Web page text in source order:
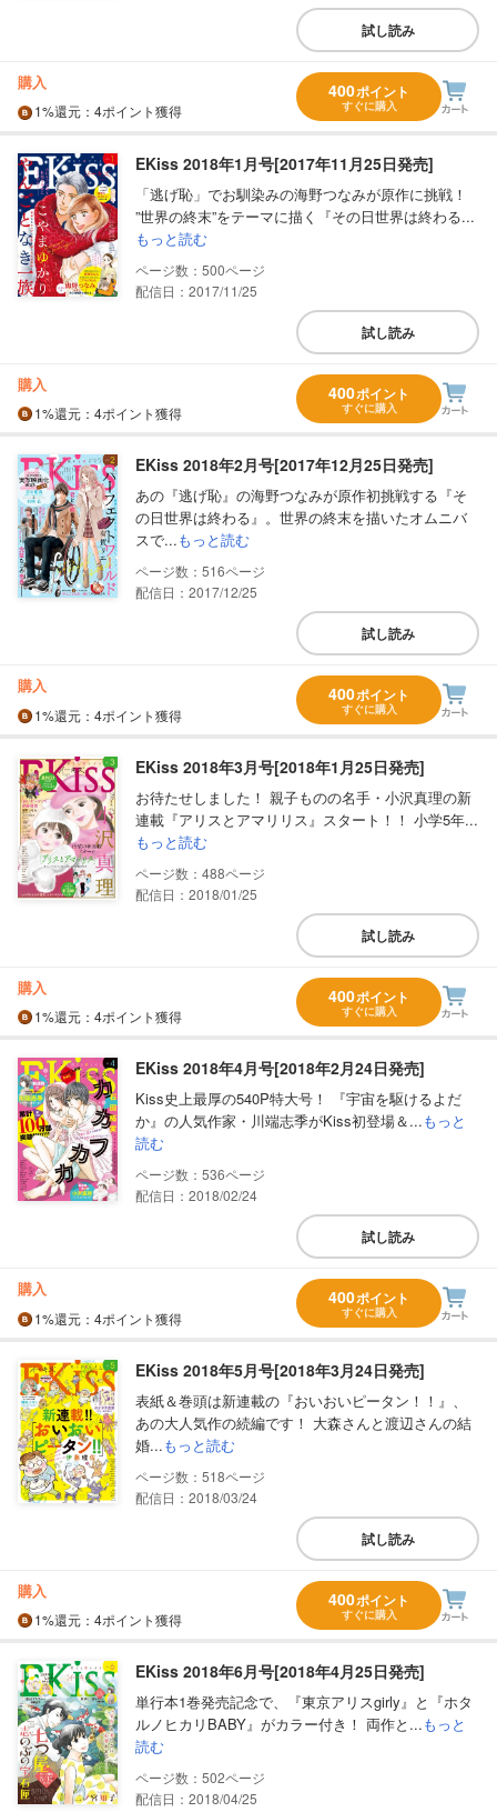
試し読み
購入
1%還元 ：4ポイント獲得
400ポイント
すぐに購入
EKiss 2018年1月号[2017年11月25日発売]
「逃げ恥」でお馴染みの海野つなみが原作に挑戦！
”世界の終末”をテーマに描く『その日世界は終わる...
もっと読む
500
配信日：2017/11/25
試し読み
購入
1%還元 ：4ポイント獲得
400ポイント
すぐに購入
EKiss 2018年2月号[2017年12月25日発売]
あの『逃げ恥』の海野つなみが原作初挑戦する『そ
の日世界は終わる』。世界の終末を描いたオムニバ
スで...もっと読む
516
配信日：2017/12/25
試し読み
購入
1%還元 ：4ポイント獲得
400ポイント
すぐに購入
EKiss 2018年3月号[2018年1月25日発売]
お待たせしました！ 親子ものの名手・小沢真理の新
連載『アリスとアマリリス』スタート！！ 小学5年...
もっと読む
488
配信日：2018/01/25
試し読み
購入
1%還元 ：4ポイント獲得
400ポイント
すぐに購入
EKiss 2018年4月号[2018年2月24日発売]
Kiss史上最厚の540P特大号！ 『宇宙を駆けるよだ
か』の人気作家・川端志季がKiss初登場＆...もっと
読む
536
配信日：2018/02/24
試し読み
購入
1%還元 ：4ポイント獲得
400ポイント
すぐに購入
EKiss 2018年5月号[2018年3月24日発売]
表紙＆巻頭は新連載の『おいおいピータン！！』、
あの大人気作の続編です！ 大森さんと渡辺さんの結
婚...もっと読む
518
配信日：2018/03/24
試し読み
購入
1%還元 ：4ポイント獲得
400ポイント
すぐに購入
EKiss 2018年6月号[2018年4月25日発売]
単行本1巻発売記念で、『東京アリスgirly』と『ホタ
ルノヒカリBABY』がカラー付き！ 両作と...もっと
読む
502
配信日：2018/04/25